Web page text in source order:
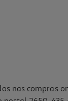
nas compras